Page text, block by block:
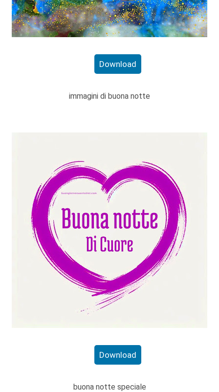
Download
immagini di buona notte
Download
buona notte speciale